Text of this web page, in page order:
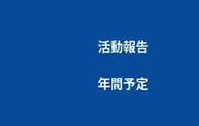
活動報告
年間予定